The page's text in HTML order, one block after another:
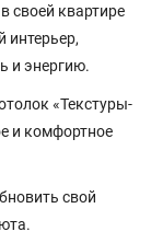
своей квартире
и энергию.
«Текстуры-
и комфортное
свой